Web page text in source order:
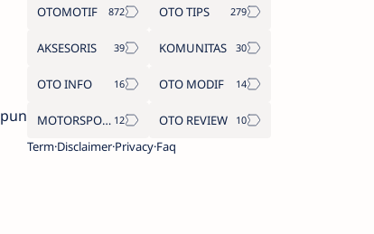
OTOMOTIF OTO TIPS
AKSESORIS KOMUNITAS
OTO INFO OTO MODIF
MOTORSPORT
OTO REVIEW
TermDisclaimerPrivacyFaq